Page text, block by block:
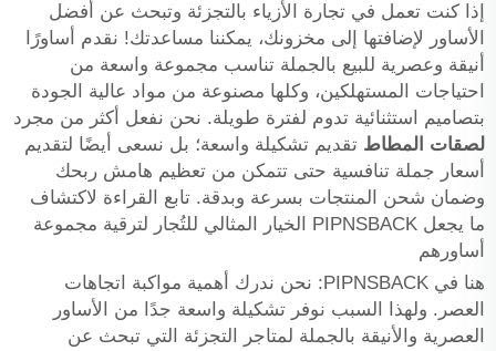
إذا كنت تعمل في تجارة الأزياء بالتجزئة وتبحث عن أفضل
الأساور لإضافتها إلى مخزونك، يمكننا مساعدتك! نقدم أساورًا
أنيقة وعصرية للبيع بالجملة تناسب مجموعة واسعة من
احتياجات المستهلكين، وكلها مصنوعة من مواد عالية الجودة
بتصاميم استثنائية تدوم لفترة طويلة. نحن نفعل أكثر من مجرد
لصقات المطاط تقديم تشكيلة واسعة؛ بل نسعى أيضًا لتقديم
أسعار جملة تنافسية حتى تتمكن من تعظيم هامش ربحك
وضمان شحن المنتجات بسرعة وبدقة. تابع القراءة لاكتشاف
ما يجعل PIPNSBACK الخيار المثالي للتُجار لترقية مجموعة
أساورهم
هنا في PIPNSBACK: نحن ندرك أهمية مواكبة اتجاهات
العصر. ولهذا السبب نوفر تشكيلة واسعة جدًا من الأساور
العصرية والأنيقة بالجملة لمتاجر التجزئة التي تبحث عن